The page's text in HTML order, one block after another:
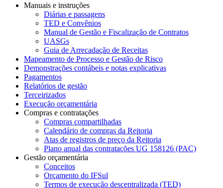
Manuais e instruções
Diárias e passagens
TED e Convênios
Manual de Gestão e Fiscalização de Contratos
UASGs
Guia de Arrecadação de Receitas
Mapeamento de Processo e Gestão de Risco
Demonstrações contábeis e notas explicativas
Pagamentos
Relatórios de gestão
Terceirizados
Execução orçamentária
Compras e contratações
Compras compartilhadas
Calendário de compras da Reitoria
Atas de registros de preço da Reitoria
Plano anual das contratações UG 158126 (PAC)
Gestão orçamentária
Conceitos
Orçamento do IFSul
Termos de execução descentralizada (TED)